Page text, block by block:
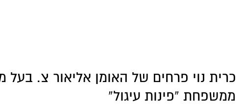
כרית נוי פרחים של האומן אליאור צ. בעל
ממשפחת “פינות עיגול”